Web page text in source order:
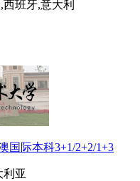
班牙,意大利
国际本科3+1/2+2/1+3
利亚